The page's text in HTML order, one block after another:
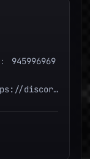
945996969
discord.gg/